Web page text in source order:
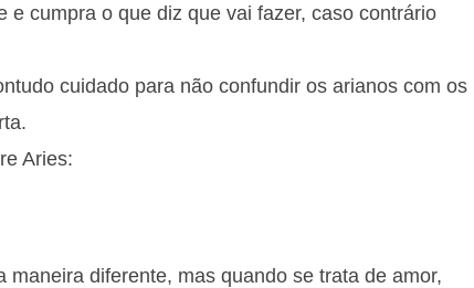
e cumpra o que diz que vai fazer, caso contrário
cuidado para não confundir os arianos com os
Aries:
diferente, mas quando se trata de amor,